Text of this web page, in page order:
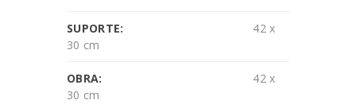
SUPORTE:
42 x
30 cm
OBRA:
42 x
30 cm